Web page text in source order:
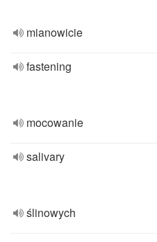
mianowicie
fastening
mocowanie
salivary
ślinowych